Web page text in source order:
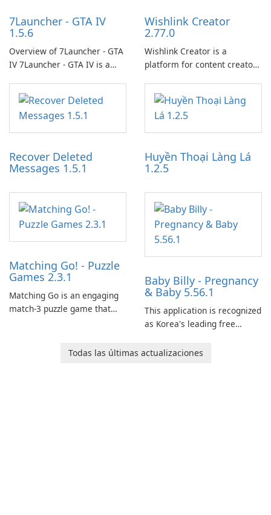
7Launcher - GTA IV
1.5.6
Overview of 7Launcher - GTA
IV 7Launcher - GTA IV is a
application designed to
optimize the gaming
experience for Grand Theft
Auto IV.
Wishlink Creator
2.77.0
Wishlink Creator is a
platform for content creators
work through built-in brand
partnerships and integrated
tools for content distribution
and audience engagement.
Recover Deleted
Messages 1.5.1
Huyền Thoại Làng Lá
1.2.5
Matching Go! - Puzzle
Games 2.3.1
Matching Go is an engaging
match-3 puzzle game that
Ollie, on an adventurous
Baby Billy - Pregnancy
& Baby 5.56.1
This application is recognized
as Korea's leading free
baby tracking, offering
Todas las últimas actualizaciones